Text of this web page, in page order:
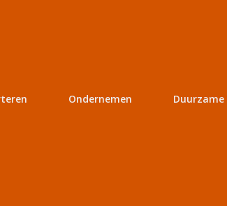
Ondernemen Duurzame